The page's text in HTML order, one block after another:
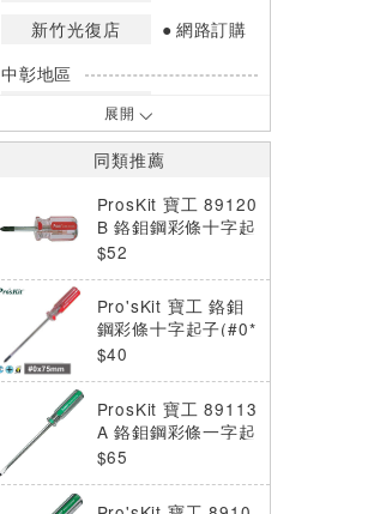
新竹光復店
網路訂購
中彰地區
台中英才店
嘉南地區
高雄鳳山店
網路訂購
(1~2)、現貨充足(3以上)。
*門市庫存以店內實際數量為準，可使
用專人服務或撥打門市電話洽詢。
展開
同類推薦
ProsKit 寶工 89120
B 鉻鉬鋼彩條十字起
子 (#2*38mm)
$52
Pro'sKit 寶工 鉻鉬
鋼彩條十字起子(#0*
75mm) 89101B
$40
ProsKit 寶工 89113
A 鉻鉬鋼彩條一字起
子 (6.0*150mm)
$65